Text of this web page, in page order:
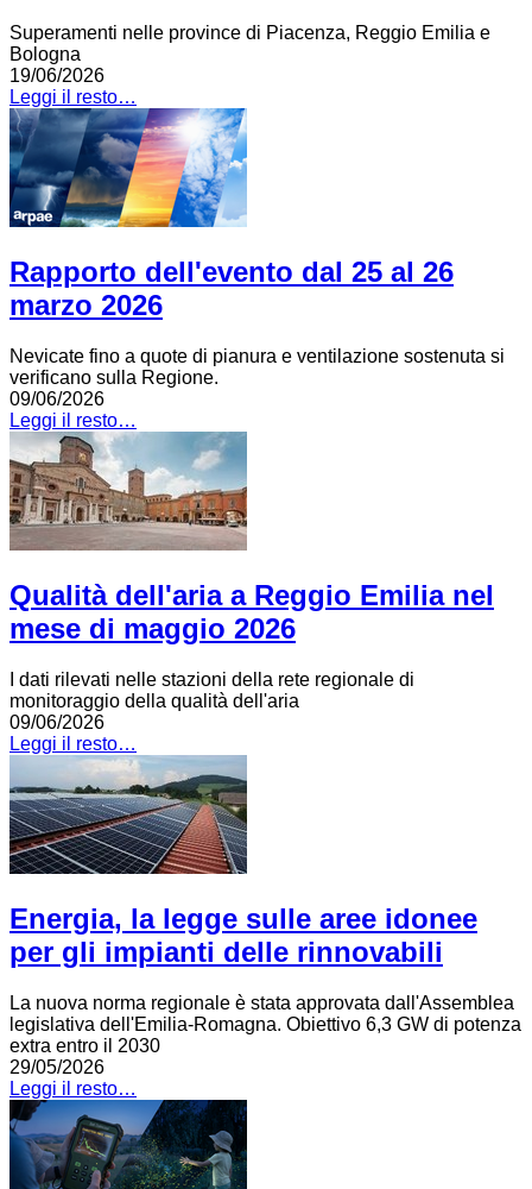
Superamenti nelle province di Piacenza, Reggio Emilia e
Bologna
19/06/2026
Leggi il resto…
Rapporto dell'evento dal 25 al 26
marzo 2026
Nevicate fino a quote di pianura e ventilazione sostenuta si
verificano sulla Regione.
09/06/2026
Leggi il resto…
Qualità dell'aria a Reggio Emilia nel
mese di maggio 2026
I dati rilevati nelle stazioni della rete regionale di
monitoraggio della qualità dell'aria
09/06/2026
Leggi il resto…
Energia, la legge sulle aree idonee
per gli impianti delle rinnovabili
La nuova norma regionale è stata approvata dall'Assemblea
legislativa dell'Emilia-Romagna. Obiettivo 6,3 GW di potenza
extra entro il 2030
29/05/2026
Leggi il resto…